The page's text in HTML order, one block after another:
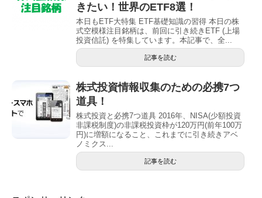
きたい！世界のETF8選！
本日もETF大特集 ETF基礎知識の習得 本日の株
式空模様注目銘柄は、前回に引き続きETF (上場
投資信託) を特集しています。本記事で、全...
記事を読む
株式投資情報収集のための必携7つ
道具！
株式投資と必携7つ道具 2016年、NISA(少額投資
非課税制度)の非課税投資枠が120万円(前年100万
円)に増額になること、これまでに引き続きアベ
ノミクス...
記事を読む